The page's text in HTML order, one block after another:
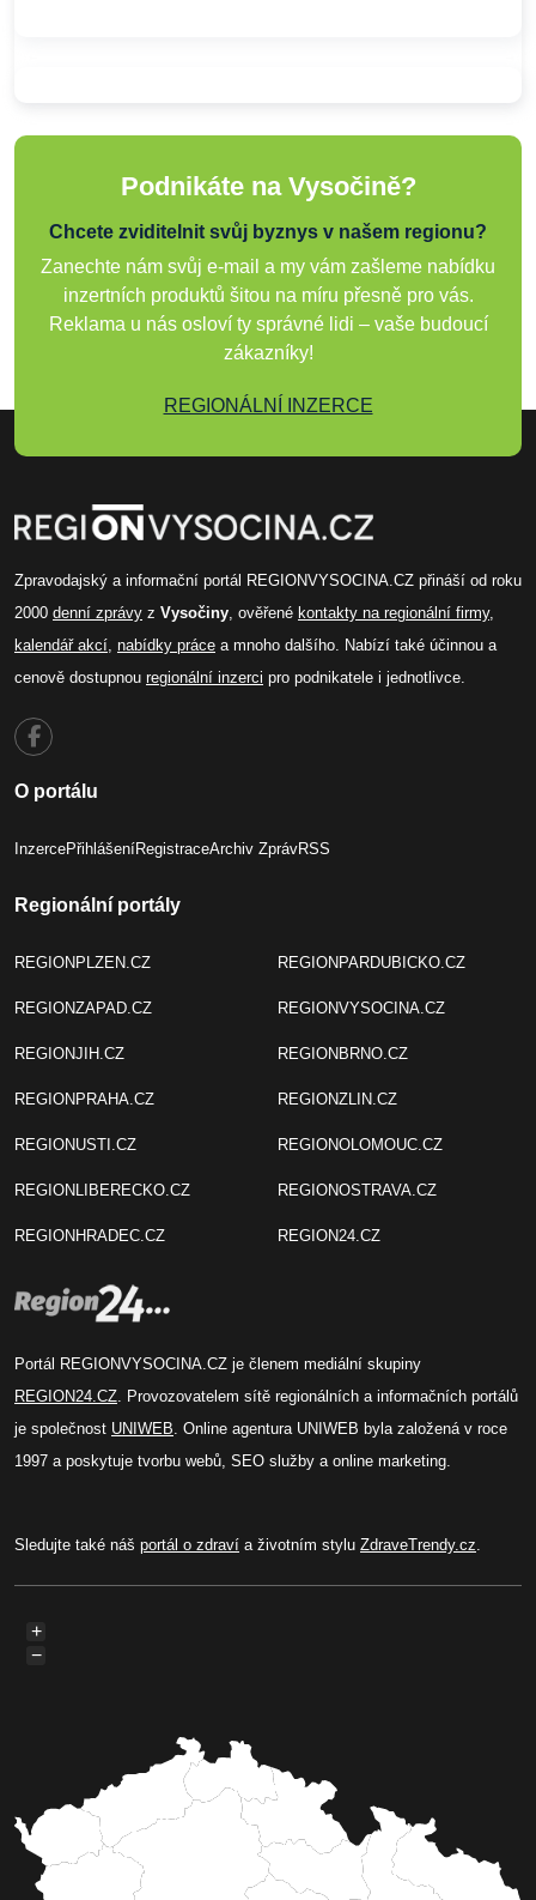
Podnikáte na Vysočině?
Chcete zviditelnit svůj byznys v našem regionu?
Zanechte nám svůj e-mail a my vám zašleme nabídku
inzertních produktů šitou na míru přesně pro vás.
Reklama u nás osloví ty správné lidi – vaše budoucí
zákazníky!
REGIONÁLNÍ INZERCE
Zpravodajský a informační portál REGIONVYSOCINA.CZ přináší od roku
2000 denní zprávy z Vysočiny , ověřené kontakty na regionální firmy,
kalendář akcí nabídky práce a mnoho dalšího. Nabízí také účinnou a
cenově dostupnou regionální inzerci pro podnikatele i jednotlivce.
O portálu
InzercePřihlášeníRegistraceArchiv ZprávRSS
Regionální portály
REGIONPLZEN.CZ
REGIONZAPAD.CZ
REGIONJIH.CZ
REGIONPRAHA.CZ
REGIONUSTI.CZ
REGIONLIBERECKO.CZ
REGIONHRADEC.CZ
REGIONPARDUBICKO.CZ
REGIONVYSOCINA.CZ
REGIONBRNO.CZ
REGIONZLIN.CZ
REGIONOLOMOUC.CZ
REGIONOSTRAVA.CZ
REGION24.CZ
Portál REGIONVYSOCINA.CZ je členem mediální skupiny
REGION24.CZ . Provozovatelem sítě regionálních a informačních portálů
je společnost UNIWEB . Online agentura UNIWEB byla založená v roce
1997 a poskytuje tvorbu webů, SEO služby a online marketing.
Sledujte také náš portál o zdraví a životním stylu ZdraveTrendy.cz
+
−